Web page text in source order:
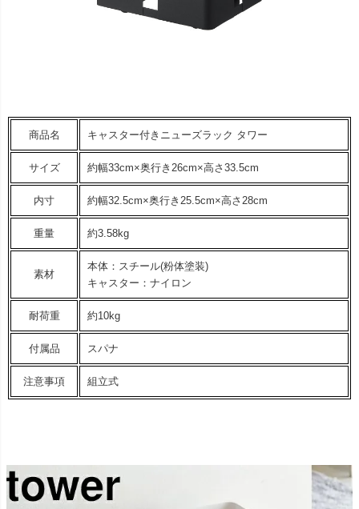
商品名 キャスター付きニューズラック タワー
サイズ 約幅33cm×奥行き26cm×高さ33.5cm
内寸 約幅32.5cm×奥行き25.5cm×高さ28cm
重量 約3.58kg
素材
本体：スチール(粉体塗装)
キャスター：ナイロン
耐荷重 約10kg
付属品 スパナ
注意事項 組立式